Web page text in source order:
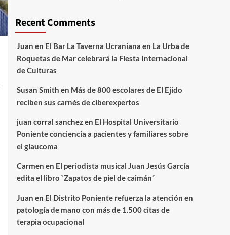
Recent Comments
Juan en El Bar La Taverna Ucraniana en La Urba de
Roquetas de Mar celebrará la Fiesta Internacional
de Culturas
Susan Smith en Más de 800 escolares de El Ejido
reciben sus carnés de ciberexpertos
juan corral sanchezen El Hospital Universitario
Poniente conciencia a pacientes y familiares sobre
el glaucoma
Carmen en El periodista musical Juan Jesús García
edita el libro `Zapatos de piel de caimán´
Juan en El Distrito Poniente refuerza la atención en
patología de mano con más de 1.500 citas de
terapia ocupacional